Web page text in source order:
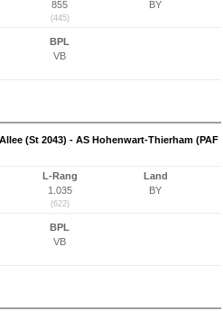
855
(445)
BY
BPL
VB
(St 2043) - AS Hohenwart-Thierham (PAF
L-Rang
1.035
(622)
Land
BY
BPL
VB